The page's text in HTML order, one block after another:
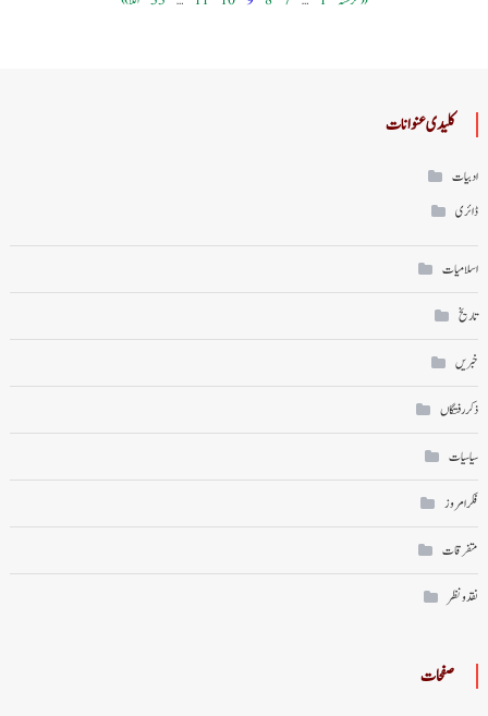
کلیدی عنوانات
ادبیات
ڈائری
اسلامیات
تاریخ
خبریں
ذکر رفتگاں
سیاسیات
فکر امروز
متفرقات
نقد ونظر
صفحات